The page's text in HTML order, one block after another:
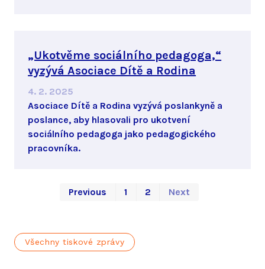
„Ukotvěme sociálního pedagoga,“
vyzývá Asociace Dítě a Rodina
4. 2. 2025
Asociace Dítě a Rodina vyzývá poslankyně a
poslance, aby hlasovali pro ukotvení
sociálního pedagoga jako pedagogického
pracovníka.
Previous 1 2 Next
Všechny tiskové zprávy